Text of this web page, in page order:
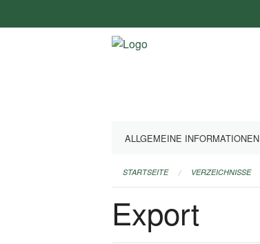
überspringen
ALLGEMEINE INFORMATIONEN
STARTSEITE VERZEICHNISSE
Export